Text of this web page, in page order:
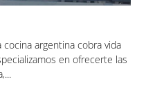
argentina cobra vida
en ofrecerte las